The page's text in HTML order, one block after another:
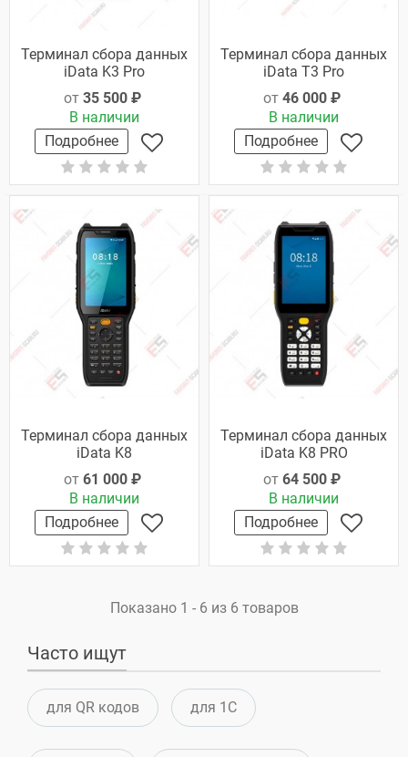
Терминал сбора данных
iData K3 Pro
от 35 500 ₽
В наличии
Подробнее
Терминал сбора данных
iData T3 Pro
от 46 000 ₽
В наличии
Подробнее
Терминал сбора данных
iData K8
от 61 000 ₽
В наличии
Подробнее
Терминал сбора данных
iData K8 PRO
от 64 500 ₽
В наличии
Подробнее
Показано 1 - 6 из 6 товаров
Часто ищут
для QR кодов для 1С